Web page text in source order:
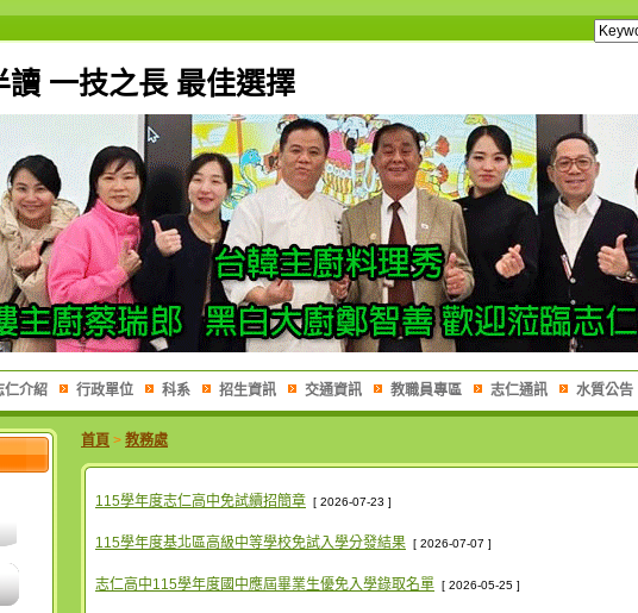
讀 一技之長 最佳選擇
仁介紹 行政單位 科系 招生資訊 交通資訊 教職員專區 志仁通訊 水質公告
首頁 > 教務處
115學年度志仁高中免試續招簡章 [ 2026-07-23 ]
115學年度基北區高級中等學校免試入學分發結果 [ 2026-07-07 ]
志仁高中115學年度國中應屆畢業生優免入學錄取名單 [ 2026-05-25 ]